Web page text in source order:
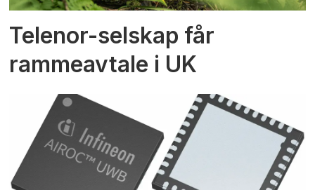
Telenor-selskap får
rammeavtale i UK